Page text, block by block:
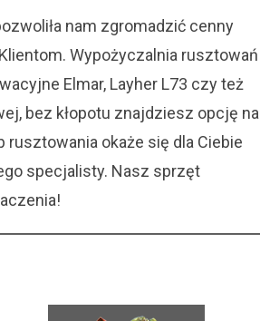
nam zgromadzić cenny
Wypożyczalnia rusztowań
Elmar, Layher L73 czy też
bez kłopotu znajdziesz opcję na
okaże się dla Ciebie
specjalisty. Nasz sprzęt